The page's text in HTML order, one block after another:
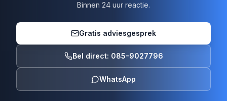
Binnen 24 uur reactie.
Gratis adviesgesprek
Bel direct: 085-9027796
WhatsApp